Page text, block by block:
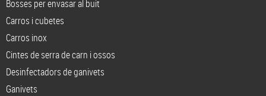
Bosses per envasar al buit
Carros i cubetes
Carros inox
Cintes de serra de carn i ossos
Desinfectadors de ganivets
Ganivets